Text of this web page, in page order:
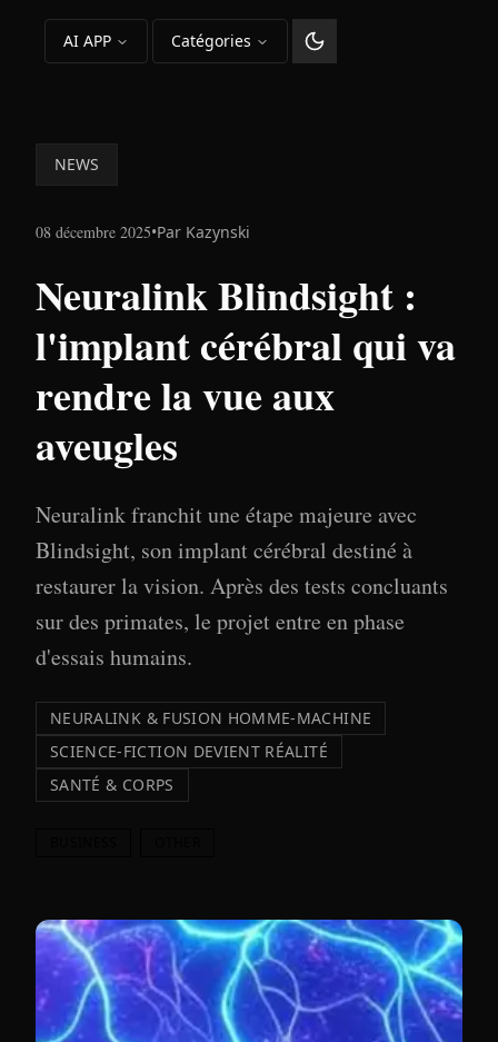
AI APP Catégories
Changer le thème
NEWS
08 décembre 2025•Par Kazynski
Neuralink Blindsight :
l'implant cérébral qui va
rendre la vue aux
aveugles
Neuralink franchit une étape majeure avec
Blindsight, son implant cérébral destiné à
restaurer la vision. Après des tests concluants
sur des primates, le projet entre en phase
d'essais humains.
NEURALINK & FUSION HOMME-MACHINE
SCIENCE-FICTION DEVIENT RÉALITÉ
SANTÉ & CORPS